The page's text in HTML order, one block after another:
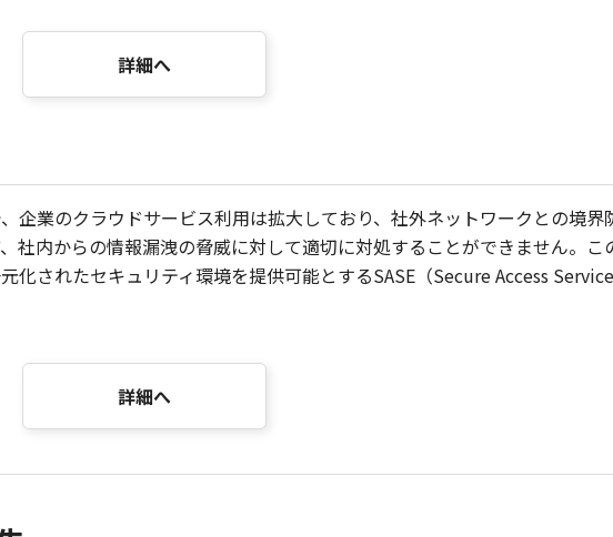
詳細へ
企業のクラウドサービス利用は拡大しており、社外ネットワークとの境界
内からの情報漏洩の脅威に対して適切に対処することができません。こ
されたセキュリティ環境を提供可能とするSASE（Secure Access
詳細へ